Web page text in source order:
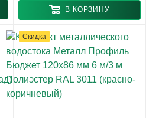
В КОРЗИНУ
Скидка